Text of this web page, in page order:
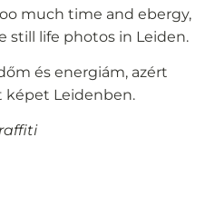
much time and ebergy,
still life photos in Leiden.
és energiám, azért
képet Leidenben.